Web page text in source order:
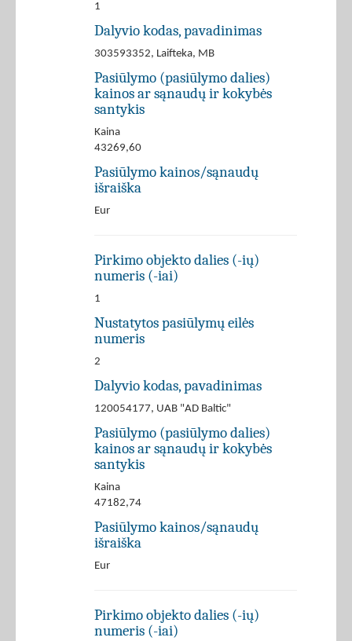
1
Dalyvio kodas, pavadinimas
303593352, Laifteka, MB
Pasiūlymo (pasiūlymo dalies)
kainos ar sąnaudų ir kokybės
santykis
Kaina
43269,60
Pasiūlymo kainos/sąnaudų
išraiška
Eur
Pirkimo objekto dalies (-ių)
numeris (-iai)
1
Nustatytos pasiūlymų eilės
numeris
2
Dalyvio kodas, pavadinimas
120054177, UAB "AD Baltic"
Pasiūlymo (pasiūlymo dalies)
kainos ar sąnaudų ir kokybės
santykis
Kaina
47182,74
Pasiūlymo kainos/sąnaudų
išraiška
Eur
Pirkimo objekto dalies (-ių)
numeris (-iai)